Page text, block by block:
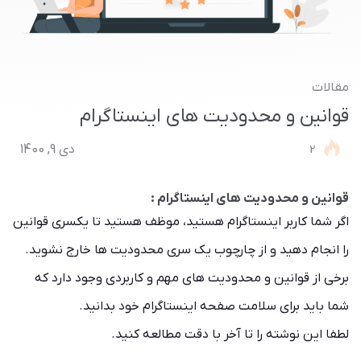
مقالات
قوانین و محدودیت های اینستاگرام
2 دی 9, 1400
قوانین و محدودیت های اینستاگرام :
اگر شما کاربر اینستاگرام هستید، موظف هستید تا یکسری قوانین
را انجام دهید و از چارچوب یک سری محدودیت ها خارج نشوید.
برخی از قوانین و محدودیت های مهم و کاربردی وجود دارد که
شما باید برای سلامت صفحه اینستاگرام خود بدانید.
لطفا این نوشته را تا آخر با دقت مطالعه کنید.